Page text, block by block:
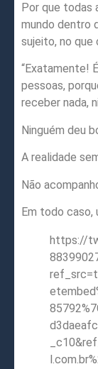
Por que todas
mundo dentro
sujeito, no que
“Exatamente!
pessoas,
receber nada,
Ninguém deu
A realidade
Não
Em todo caso,
https://